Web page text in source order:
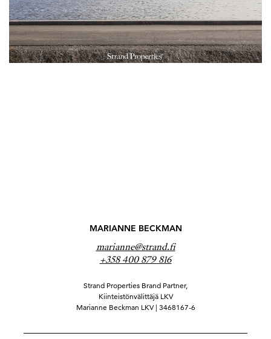
MARIANNE BECKMAN
marianne@strand.fi
+358 400 879 816
Strand Properties Brand Partner,
Kiinteistönvälittäjä LKV
Marianne Beckman LKV | 3468167-6